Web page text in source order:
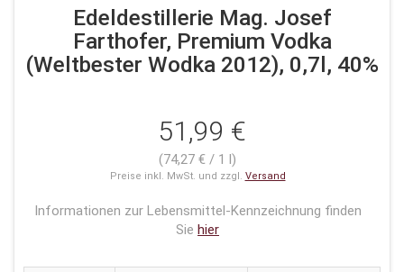
Edeldestillerie Mag. Josef
Farthofer, Premium Vodka
(Weltbester Wodka 2012), 0,7l, 40%
51,99 €
(74,27 € / 1 l)
Preise inkl. MwSt. und zzgl. Versand
Informationen zur Lebensmittel-Kennzeichnung finden
Sie hier